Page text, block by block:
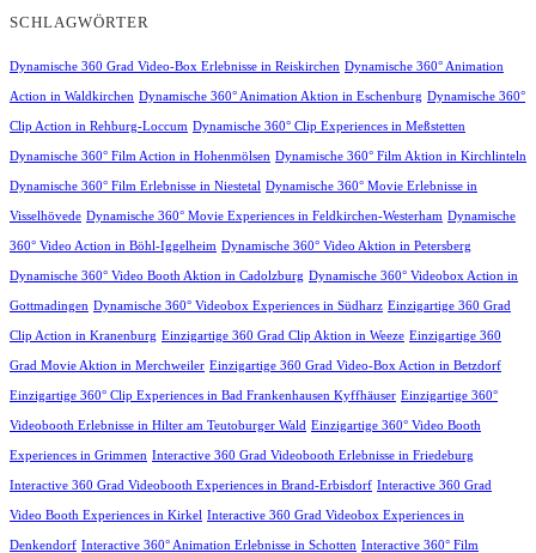
SCHLAGWÖRTER
Dynamische 360 Grad Video-Box Erlebnisse in Reiskirchen Dynamische 360° Animation
Action in Waldkirchen Dynamische 360° Animation Aktion in Eschenburg Dynamische 360°
Clip Action in Rehburg-Loccum Dynamische 360° Clip Experiences in Meßstetten
Dynamische 360° Film Action in Hohenmölsen Dynamische 360° Film Aktion in Kirchlinteln
Dynamische 360° Film Erlebnisse in Niestetal Dynamische 360° Movie Erlebnisse in
Visselhövede Dynamische 360° Movie Experiences in Feldkirchen-Westerham Dynamische
360° Video Action in Böhl-Iggelheim Dynamische 360° Video Aktion in Petersberg
Dynamische 360° Video Booth Aktion in Cadolzburg Dynamische 360° Videobox Action in
Gottmadingen Dynamische 360° Videobox Experiences in Südharz Einzigartige 360 Grad
Clip Action in Kranenburg Einzigartige 360 Grad Clip Aktion in Weeze Einzigartige 360
Grad Movie Aktion in Merchweiler Einzigartige 360 Grad Video-Box Action in Betzdorf
Einzigartige 360° Clip Experiences in Bad Frankenhausen Kyffhäuser Einzigartige 360°
Videobooth Erlebnisse in Hilter am Teutoburger Wald Einzigartige 360° Video Booth
Experiences in Grimmen Interactive 360 Grad Videobooth Erlebnisse in Friedeburg
Interactive 360 Grad Videobooth Experiences in Brand-Erbisdorf Interactive 360 Grad
Video Booth Experiences in Kirkel Interactive 360 Grad Videobox Experiences in
Denkendorf Interactive 360° Animation Erlebnisse in Schotten Interactive 360° Film